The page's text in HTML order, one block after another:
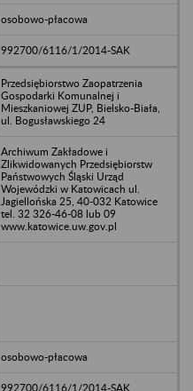
osobowo-płacowa
992700/6116/1/2014-SAK
Przedsiębiorstwo Zaopatrzenia
Gospodarki Komunalnej i
Mieszkaniowej ZUP, Bielsko-Biała,
ul. Bogusławskiego 24
Archiwum Zakładowe i
Zlikwidowanych Przedsiębiorstw
Państwowych Śląski Urząd
Wojewódzki w Katowicach ul.
Jagiellońska 25, 40-032 Katowice
tel. 32 326-46-08 lub 09
www.katowice.uw.gov.pl
osobowo-płacowa
992700/6116/1/2014-SAK